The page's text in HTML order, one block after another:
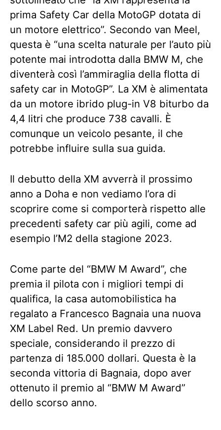
prima Safety Car della MotoGP dotata di
un motore elettrico”. Secondo van Meel,
questa è “una scelta naturale per l’auto più
potente mai introdotta dalla BMW M, che
diventerà così l’ammiraglia della flotta di
safety car in MotoGP”. La XM è alimentata
da un motore ibrido plug-in V8 biturbo da
4,4 litri che produce 738 cavalli. È
comunque un veicolo pesante, il che
potrebbe influire sulla sua guida.
Il debutto della XM avverrà il prossimo
anno a Doha e non vediamo l’ora di
scoprire come si comporterà rispetto alle
precedenti safety car più agili, come ad
esempio l’M2 della stagione 2023.
Come parte del “BMW M Award”, che
premia il pilota con i migliori tempi di
qualifica, la casa automobilistica ha
regalato a Francesco Bagnaia una nuova
XM Label Red. Un premio davvero
speciale, considerando il prezzo di
partenza di 185.000 dollari. Questa è la
seconda vittoria di Bagnaia, dopo aver
ottenuto il premio al “BMW M Award”
dello scorso anno.